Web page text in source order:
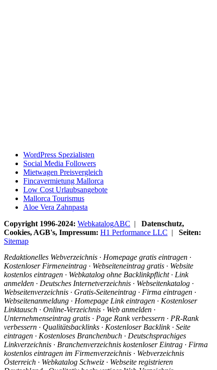
WordPress Spezialisten
Social Media Followers
Mietwagen Preisvergleich
Fincavermietung Mallorca
Low Cost Urlaubsangebote
Mallorca Tourismus
Aloe Vera Zahnpasta
Copyright 1996-2024: WebkatalogABC | Datenschutz,
Cookies, AGB's, Impressum: H1 Performance LLC | Seiten:
Sitemap
Redaktionelles Webverzeichnis · Homepage gratis eintragen ·
Kostenloser Firmeneintrag · Webseiteneintrag gratis · Website
kostenlos eintragen · Webkatalog ohne Backlinkpflicht · Link
anmelden · Deutsches Internetverzeichnis · Webseitenkatalog ·
Webseitenverzeichnis · Gratis-Seiteneintrag · Firma eintragen ·
Webseitenanmeldung · Homepage Link eintragen · Kostenloser
Linktausch · Online-Verzeichnis · Web anmelden ·
Unternehmenseintrag gratis · Page Rank verbessern · PR-Rank
verbessern · Qualitätsbacklinks · Kostenloser Backlink · Seite
eintragen · Kostenloses Branchenbuch · Deutschsprachiges
Linkverzeichnis · Branchenverzeichnis kostenloser Eintrag · Firma
kostenlos eintragen im Firmenverzeichnis · Webverzeichnis
Österreich · Webkatalog Schweiz · Webseite registrieren